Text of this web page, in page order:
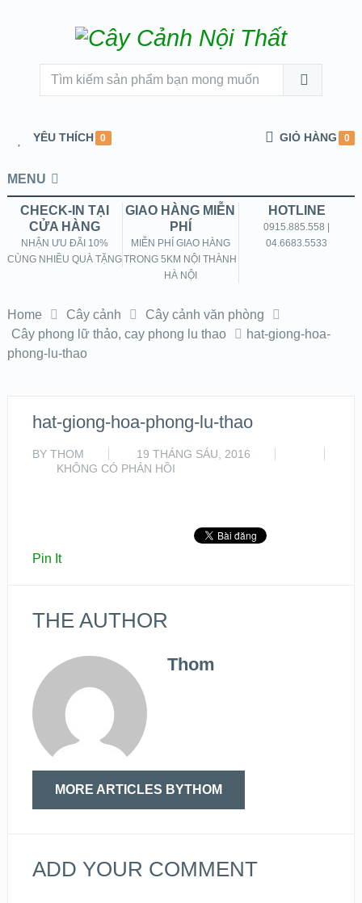
YÊU THÍCH 0 GIỎ HÀNG 0
MENU
CHECK-IN TẠI
CỬA HÀNG
NHẬN ƯU ĐÃI 10%
CÙNG NHIỀU QUÀ TẶNG
GIAO HÀNG MIỄN
PHÍ
MIỄN PHÍ GIAO HÀNG
TRONG 5KM NỘI THÀNH
HÀ NỘI
HOTLINE
0915.885.558 |
04.6683.5533
Home Cây cảnh
Cây cảnh văn phòng
Cây phong lữ thảo, cay phong lu thao
hat-giong-hoa-
phong-lu-thao
hat-giong-hoa-phong-lu-thao
BY THOM
19 THÁNG SÁU, 2016
KHÔNG CÓ PHẢN HỒI
Pin It
THE AUTHOR
Thom
MORE ARTICLES BYTHOM
ADD YOUR COMMENT